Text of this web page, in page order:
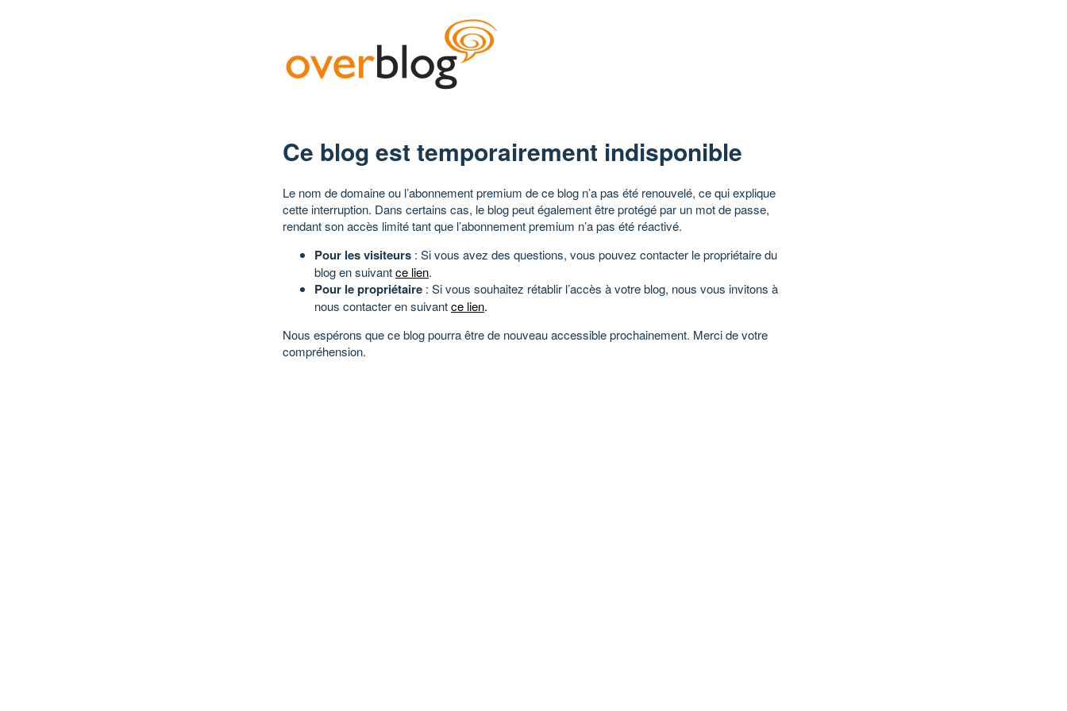
Ce blog est temporairement indisponible
Le nom de domaine ou l’abonnement premium de ce blog n’a pas été renouvelé, ce qui explique
cette interruption. Dans certains cas, le blog peut également être protégé par un mot de passe,
rendant son accès limité tant que l’abonnement premium n’a pas été réactivé.
Pour les visiteurs : Si vous avez des questions, vous pouvez contacter le propriétaire du
blog en suivantce lien.
Pour le propriétaire : Si vous souhaitez rétablir l’accès à votre blog, nous vous invitons à
nous contacter en suivantce lien.
Nous espérons que ce blog pourra être de nouveau accessible prochainement. Merci de votre
compréhension.